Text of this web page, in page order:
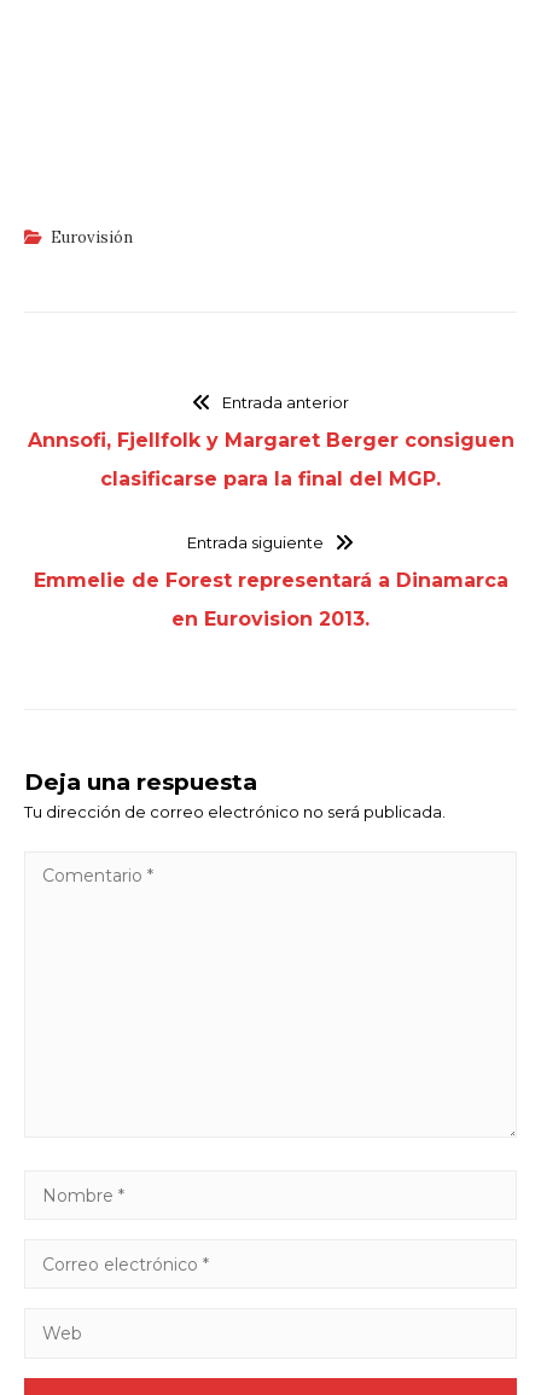
Eurovisión
Entrada anterior
Annsofi, Fjellfolk y Margaret Berger consiguen
clasificarse para la final del MGP.
Entrada siguiente
Emmelie de Forest representará a Dinamarca
en Eurovision 2013.
Deja una respuesta
Tu dirección de correo electrónico no será publicada.